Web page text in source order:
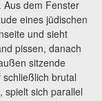
Aus dem Fenster
eines jüdischen
und sieht
pissen, danach
sitzende
brutal
spielt sich parallel